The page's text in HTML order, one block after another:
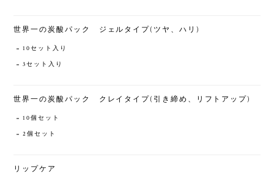
世界一の炭酸パック ジェルタイプ(ツヤ、ハリ)
10セット入り
3セット入り
世界一の炭酸パック クレイタイプ(引き締め、リフトアップ)
10個セット
2個セット
リップケア